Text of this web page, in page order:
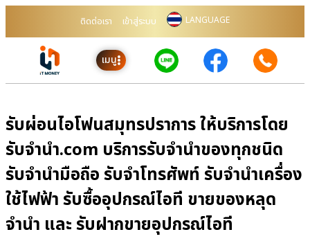
ติดต่อเรา เข้าสู่ระบบ LANGUAGE
เมนู
รับผ่อนไอโฟนสมุทรปราการ ให้บริการโดย
รับจํานํา.com บริการรับจำนำของทุกชนิด
รับจำนำมือถือ รับจำโทรศัพท์ รับจำนำเครื่อง
ใช้ไฟฟ้า รับซื้ออุปกรณ์ไอที ขายของหลุด
จำนำ และ รับฝากขายอุปกรณ์ไอที